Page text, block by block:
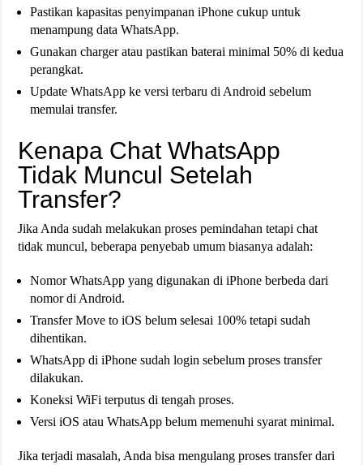
Pastikan kapasitas penyimpanan iPhone cukup untuk
menampung data WhatsApp.
Gunakan charger atau pastikan baterai minimal 50% di kedua
perangkat.
Update WhatsApp ke versi terbaru di Android sebelum
memulai transfer.
Kenapa Chat WhatsApp
Tidak Muncul Setelah
Transfer?
Jika Anda sudah melakukan proses pemindahan tetapi chat
tidak muncul, beberapa penyebab umum biasanya adalah:
Nomor WhatsApp yang digunakan di iPhone berbeda dari
nomor di Android.
Transfer Move to iOS belum selesai 100% tetapi sudah
dihentikan.
WhatsApp di iPhone sudah login sebelum proses transfer
dilakukan.
Koneksi WiFi terputus di tengah proses.
Versi iOS atau WhatsApp belum memenuhi syarat minimal.
Jika terjadi masalah, Anda bisa mengulang proses transfer dari